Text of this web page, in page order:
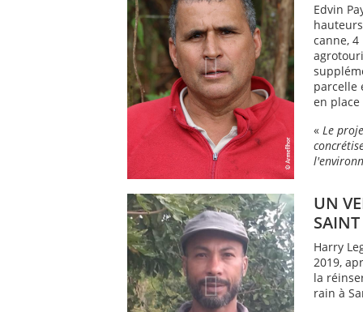
Edvin
canne,
parcelle
en
«Le
UN
Harry
2019,
la
rain à